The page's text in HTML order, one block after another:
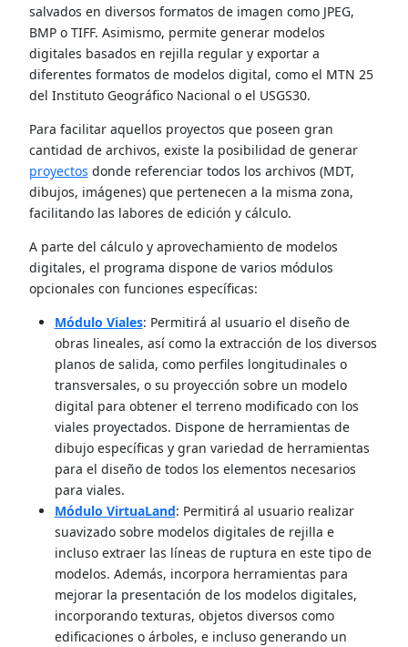
salvados en diversos formatos de imagen como JPEG,
BMP o TIFF. Asimismo, permite generar modelos
digitales basados en rejilla regular y exportar a
diferentes formatos de modelos digital, como el MTN 25
del Instituto Geográfico Nacional o el USGS30.
Para facilitar aquellos proyectos que poseen gran
cantidad de archivos, existe la posibilidad de generar
proyectos donde referenciar todos los archivos (MDT,
dibujos, imágenes) que pertenecen a la misma zona,
facilitando las labores de edición y cálculo.
A parte del cálculo y aprovechamiento de modelos
digitales, el programa dispone de varios módulos
opcionales con funciones específicas:
Módulo Viales: Permitirá al usuario el diseño de
obras lineales, así como la extracción de los diversos
planos de salida, como perfiles longitudinales o
transversales, o su proyección sobre un modelo
digital para obtener el terreno modificado con los
viales proyectados. Dispone de herramientas de
dibujo específicas y gran variedad de herramientas
para el diseño de todos los elementos necesarios
para viales.
Módulo VirtuaLand: Permitirá al usuario realizar
suavizado sobre modelos digitales de rejilla e
incluso extraer las líneas de ruptura en este tipo de
modelos. Además, incorpora herramientas para
mejorar la presentación de los modelos digitales,
incorporando texturas, objetos diversos como
edificaciones o árboles, e incluso generando un